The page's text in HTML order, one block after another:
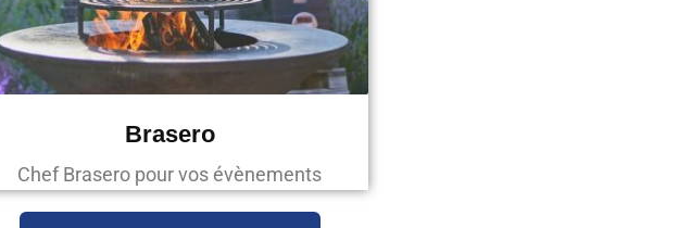
Brasero
Chef Brasero pour vos évènements